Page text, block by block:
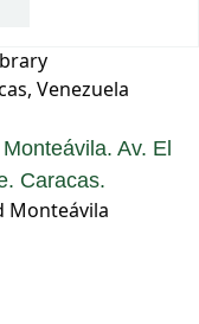
Venezuela
Av. El
Caracas.
Monteávila